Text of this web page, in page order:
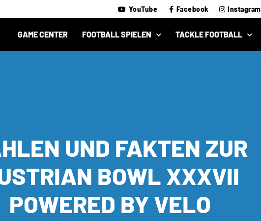
YouTube Facebook Instagram
GAME CENTER FOOTBALL SPIELEN TACKLE FOOTBALL
UND FAKTEN ZUR
BOWL XXXVII
POWERED BY VELO